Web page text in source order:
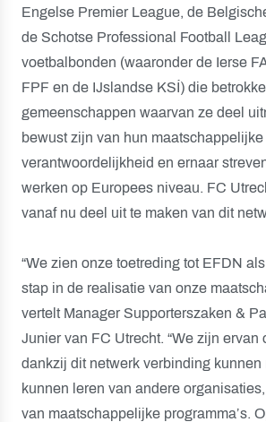
Engelse Premier League, de
de Schotse Professional Football
voetbalbonden (waaronder de Ierse
FPF en de IJslandse KSÍ) die
gemeenschappen waarvan ze deel
bewust zijn van hun maatschappelijke
verantwoordelijkheid en ernaar
werken op Europees niveau. FC
vanaf nu deel uit te maken van dit
“We zien onze toetreding tot EFDN
stap in de realisatie van onze
vertelt Manager Supporterszaken &
Junier van FC Utrecht. “We zijn ervan
dankzij dit netwerk verbinding kunnen
kunnen leren van andere
van maatschappelijke programma’s.